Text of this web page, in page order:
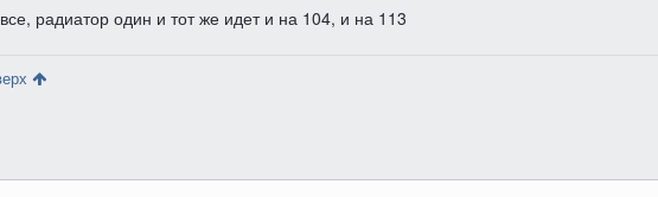
радиатор один и тот же идет и на 104, и на 113